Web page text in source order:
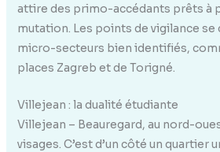
attire des primo-accédants prêts à
mutation. Les points de vigilance
micro-secteurs bien identifiés,
places Zagreb et de Torigné.
Villejean : la dualité étudiante
Villejean – Beauregard, au nord-
visages. C’est d’un côté un quartier